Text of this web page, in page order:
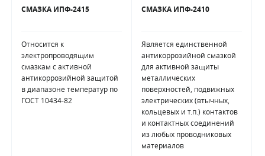
СМАЗКА ИПФ-2415
Относится к
электропроводящим
смазкам с активной
антикоррозийной защитой
в диапазоне температур по
ГОСТ 10434-82
СМАЗКА ИПФ-2410
Является единственной
антикоррозийной смазкой
для активной защиты
металлических
поверхностей, подвижных
электрических (втычных,
кольцевых и т.п.) контактов
и контактных соединений
из любых проводниковых
материалов